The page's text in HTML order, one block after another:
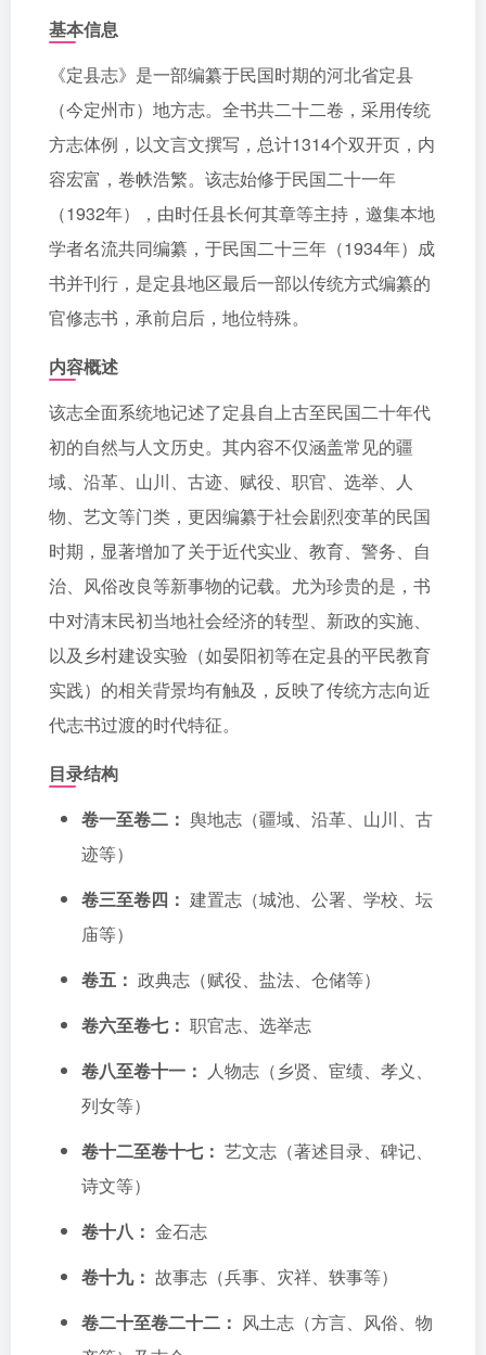
基本信息
《定县志》是一部编纂于民国时期的河北省定县
（今定州市）地方志。全书共二十二卷，采用传统
方志体例，以文言文撰写，总计1314个双开页，内
容宏富，卷帙浩繁。该志始修于民国二十一年
（1932年），由时任县长何其章等主持，邀集本地
学者名流共同编纂，于民国二十三年（1934年）成
书并刊行，是定县地区最后一部以传统方式编纂的
官修志书，承前启后，地位特殊。
内容概述
该志全面系统地记述了定县自上古至民国二十年代
初的自然与人文历史。其内容不仅涵盖常见的疆
域、沿革、山川、古迹、赋役、职官、选举、人
物、艺文等门类，更因编纂于社会剧烈变革的民国
时期，显著增加了关于近代实业、教育、警务、自
治、风俗改良等新事物的记载。尤为珍贵的是，书
中对清末民初当地社会经济的转型、新政的实施、
以及乡村建设实验（如晏阳初等在定县的平民教育
实践）的相关背景均有触及，反映了传统方志向近
代志书过渡的时代特征。
目录结构
卷一至卷二： 舆地志（疆域、沿革、山川、古
迹等）
卷三至卷四： 建置志（城池、公署、学校、坛
庙等）
卷五： 政典志（赋役、盐法、仓储等）
卷六至卷七： 职官志、选举志
卷八至卷十一： 人物志（乡贤、宦绩、孝义、
列女等）
卷十二至卷十七： 艺文志（著述目录、碑记、
诗文等）
卷十八： 金石志
卷十九： 故事志（兵事、灾祥、轶事等）
卷二十至卷二十二： 风土志（方言、风俗、物